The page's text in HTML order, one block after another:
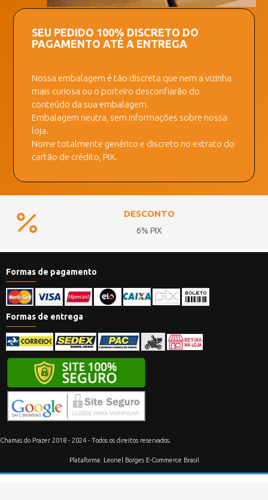
SEU PEDIDO 100% DISCRETO DO
PAGAMENTO ATÉ A ENTREGA
Nossa embalagem é tão discreta que nem a vizinha
mais curiosa ou o porteiro desconfiarão do
conteúdo da sua embalagem.
Embalagem neutra, sem informações sobre nossa
loja.
Nome totalmente genérico e discreto no extrato do
cartão de crédito, PIX.
DESCONTO
6% PIX
Formas de pagamento
Formas de entrega
Chamas do Prazer 2018 - 2024 - Todos os direitos reservados.
Plataforma: Leonel Borges E-Commerce Brasil